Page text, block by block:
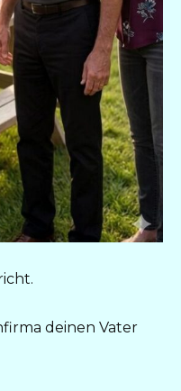
deinen Vater